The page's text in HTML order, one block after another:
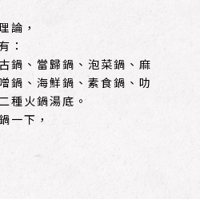
論，
：
鍋、當歸鍋、泡菜鍋、麻
鍋、海鮮鍋、素食鍋、叻
種火鍋湯底。
一下，